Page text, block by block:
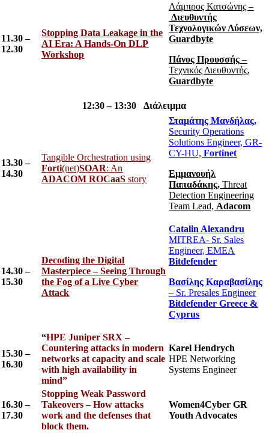
11.30 –
12.30
Stopping Data Leakage in the
AI Era: A Hands-On DLP
Workshop
Λάμπρος Κατσώνης –
Διευθυντής
Τεχνολογικών Λύσεων,
Guardbyte
Πάνος Προυσσής –
Τεχνικός Διευθυντής,
Guardbyte
12:30 – 13:30 Διάλειμμα
13.30 –
14.30
Tangible Orchestration using
Forti(net)SOAR: An
ADACOM ROCaaS story
Σταμάτης Μανδήλας,
Security Operations
Solutions Engineer, GR-
CY-HU,Fortinet
Εμμανουήλ
Παπαδάκης, Threat
Detection Engineering
Team Lead, Adacom
14.30 –
15.30
Decoding the Digital
Masterpiece – Seeing Through
the Fog of a Live Cyber
Attack
Catalin Alexandru
MITREA- Sr. Sales
Engineer, EMEA
Bitdefender
Βασίλης Καραβασίλης
– Sr. Presales Engineer
Bitdefender Greece &
Cyprus
15.30 –
16.30
“HPE Juniper SRX –
Countering attacks in modern
networks at capacity and scale
with high availability in
mind”
Karel Hendrych
HPE Networking
Systems Engineer
16.30 –
17.30
Stopping Weak Password
Takeovers – How attacks
work and the defenses that
block them.
Women4Cyber GR
Youth Advocates